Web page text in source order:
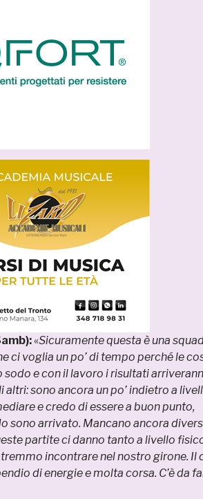
«Sicuramente questa è una
ci voglia un po’ di tempo perché le
e con il lavoro i risultati
sono ancora un po’ indietro a
e credo di essere a buon punto,
sono arrivato. Mancano ancora
partite ci danno tanto a livello
incontrare nel nostro girone. Il
di energie e molta corsa. C’è da